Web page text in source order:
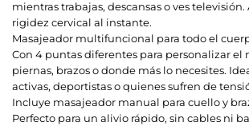
mientras trabajas, descansas o ves televisión.
rigidez cervical al instante.
Masajeador multifuncional para todo el
Con 4 puntas diferentes para personalizar el
piernas, brazos o donde más lo necesites.
activas, deportistas o quienes sufren de
Incluye masajeador manual para cuello y
Perfecto para un alivio rápido, sin cables ni